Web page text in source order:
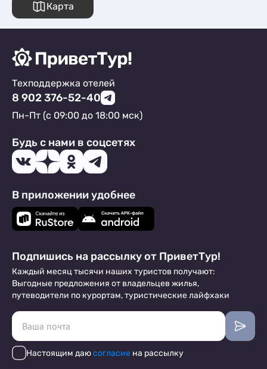
Карта
Техподдержка отелей
8 902 376-52-40
Пн-Пт (с 09:00 до 18:00 мск)
Будь с нами в соцсетях
В приложении удобнее
Подпишись на рассылку от ПриветТур!
Каждый месяц тысячи наших туристов получают:
Выгодные предложения от владельцев жилья,
путеводители по курортам, туристические лайфхаки
Настоящим даюсогласие на рассылку